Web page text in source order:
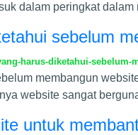
dalam peringkat
sebelum
harus-diketahui-sebelum-
membangun
website sangat
untuk